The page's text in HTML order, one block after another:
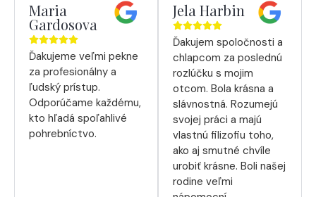
Maria
Gardosova
Ďakujeme veľmi pekne
za profesionálny a
ľudský prístup.
Odporúčame každému,
kto hľadá spoľahlivé
pohrebníctvo.
Jela Harbin
Ďakujem spoločnosti a
chlapcom za poslednú
rozlúčku s mojim
otcom. Bola krásna a
slávnostná. Rozumejú
svojej práci a majú
vlastnú filizofiu toho,
ako aj smutné chvíle
urobiť krásne. Boli našej
rodine veľmi